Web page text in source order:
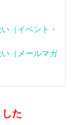
（イベント・
（メールマガ
た